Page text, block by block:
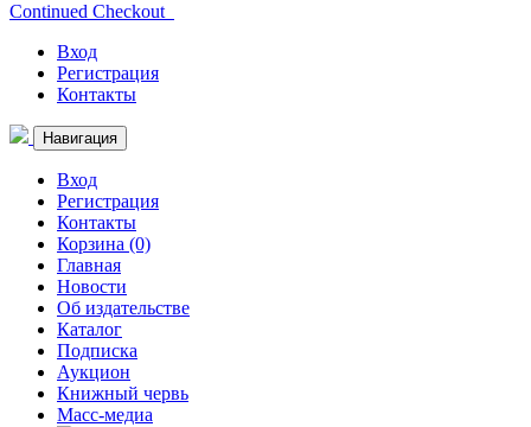
Continued Checkout
Вход
Регистрация
Контакты
Навигация
Вход
Регистрация
Контакты
Корзина (0)
Главная
Новости
Об издательстве
Каталог
Подписка
Аукцион
Книжный червь
Масс-медиа